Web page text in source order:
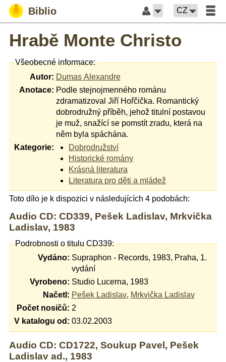
Biblio CZ
Hrabě Monte Christo
Všeobecné informace:
Autor: Dumas Alexandre
Anotace: Podle stejnojmenného románu
zdramatizoval Jiří Hořčička. Romantický
dobrodružný příběh, jehož titulní postavou
je muž, snažící se pomstít zradu, která na
něm byla spáchána.
Kategorie:
Dobrodružství
Historické romány
Krásná literatura
Literatura pro děti a mládež
Toto dílo je k dispozici v následujících 4 podobách:
Audio CD: CD339, Pešek Ladislav, Mrkvička
Ladislav, 1983
Podrobnosti o titulu CD339:
Vydáno: Supraphon - Records, 1983, Praha, 1.
vydání
Vyrobeno: Studio Lucerna, 1983
Načetl: Pešek Ladislav, Mrkvička Ladislav
Počet nosičů: 2
V katalogu od: 03.02.2003
Audio CD: CD1722, Soukup Pavel, Pešek
Ladislav ad., 1983